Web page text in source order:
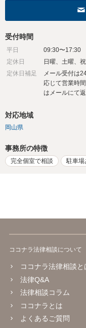
受付時間
平日
09:30〜17:30
定休日
日曜、土曜、祝
定休日補足
メール受付は
応じて営業時
はメールにて
対応地域
岡山県
事務所の特徴
完全個室で相談 駐車場
ココナラ法律相談について
ココナラ法律相談と
法律Q&A
法律相談コラム
ココナラとは
よくあるご質問